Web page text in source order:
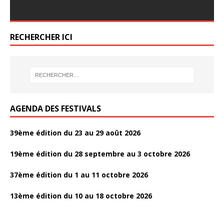
e
b
o
itt
er
ta
o
o
k
er
o
o
k
er
k
RECHERCHER ICI
AGENDA DES FESTIVALS
39ème édition du 23 au 29 août 2026
19ème édition du 28 septembre au 3 octobre 2026
37ème édition du 1 au 11 octobre 2026
13ème édition du 10 au 18 octobre 2026